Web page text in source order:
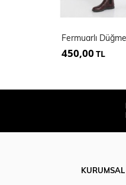
450,00 TL
KURUMSAL